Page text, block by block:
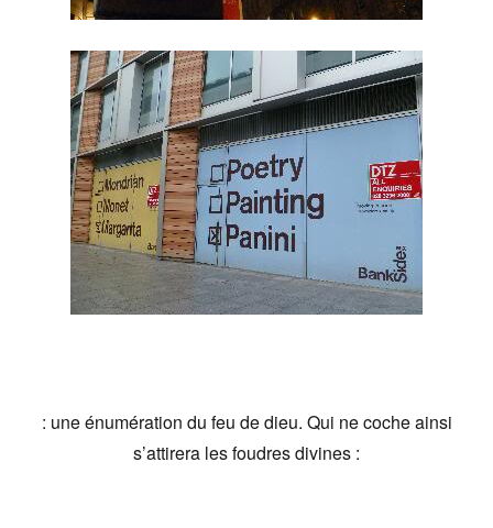
: une énumération du feu de dieu. Qui ne coche ainsi
s’attirera les foudres divines :